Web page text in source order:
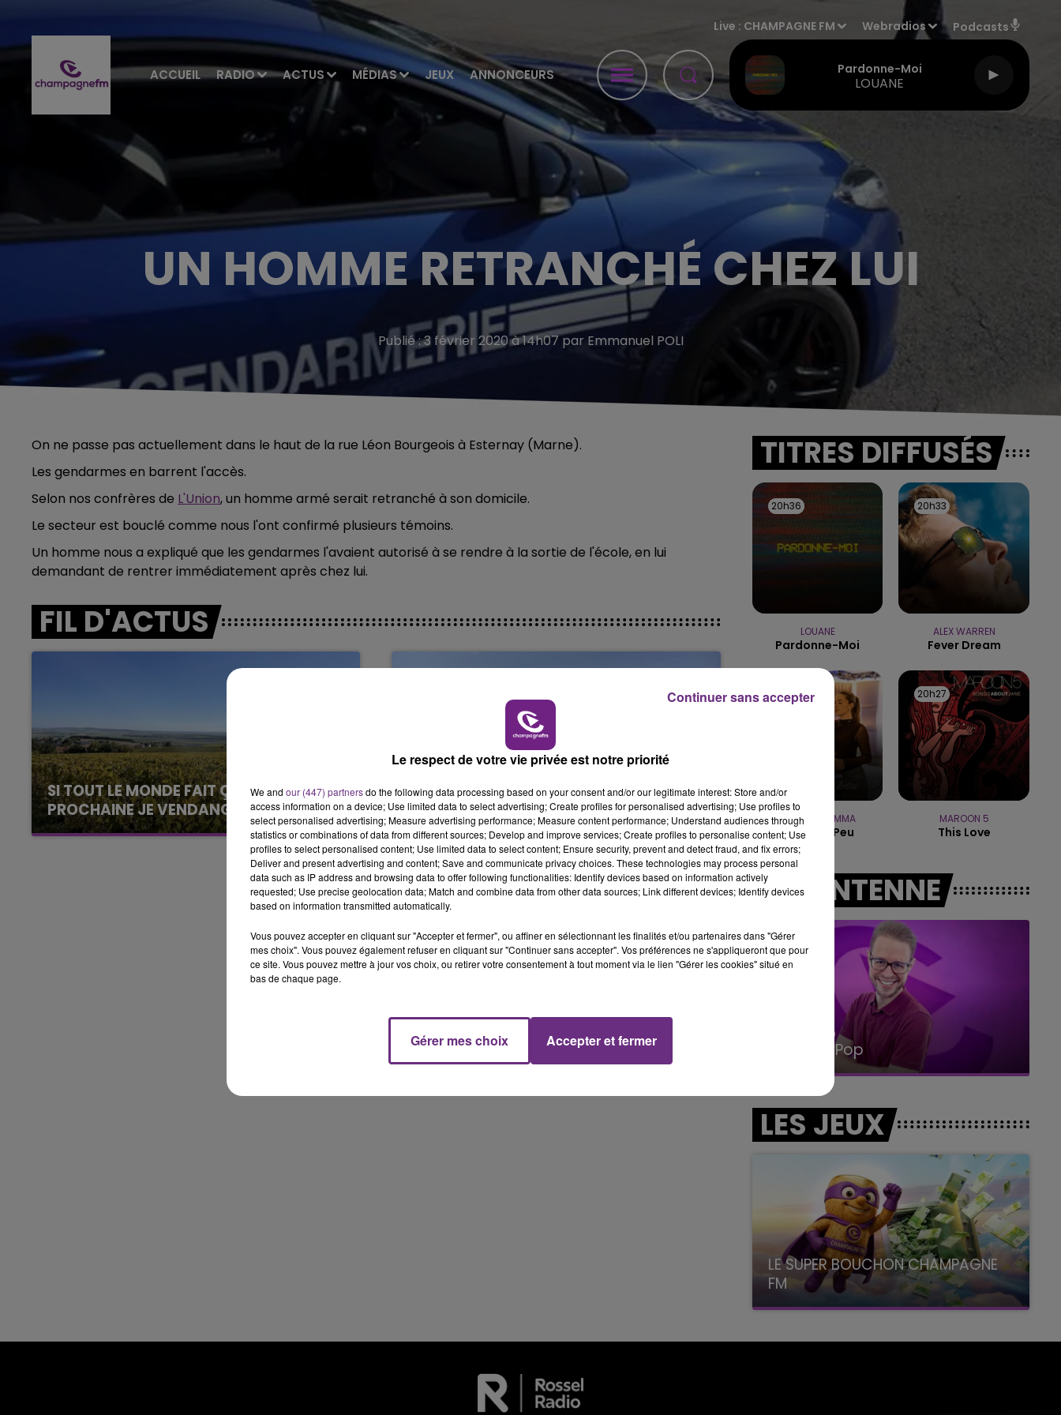
ACCUEIL RADIO ACTUS MÉDIAS JEUX ANNONCEURS
Live : CHAMPAGNE FM Webradios Podcasts
Pardonne-Moi
LOUANE
CHAMPAGNE FM
10h00 - 14h00
LE TICKET DE CAISSE
UN HOMME RETRANCHÉ CHEZ LUI
Publié : 3 février 2020 à 14h07 par Emmanuel POLI
On ne passe pas actuellement dans le haut de la rue Léon Bourgeois à Esternay (Marne).
Les gendarmes en barrent l'accès.
Selon nos confrères de L'Union, un homme armé serait retranché à son domicile.
Le secteur est bouclé comme nous l'ont confirmé plusieurs témoins.
Un homme nous a expliqué que les gendarmes l'avaient autorisé à se rendre à la sortie de l'école, en lui
demandant de rentrer immédiatement après chez lui.
FIL D'ACTUS
SI TOUT LE MONDE FAIT ÇA, MOI L'ANNÉE
PROCHAINE JE VENDANGE EN...
La vendange en Champagne a débuté ce jeudi
6 août dans la commune de Montgueux (Aube).
L'INSPECTION DU TRAVAIL RAPPELLE À
L'ORDRE SUR LES CONDITIONS DE...
Alors que les dates de début des vendange
2026 s'est avéré être plus précoce que prévu,
l'inspection du Travail en profite pour rappeler
les conditions de...
TITRES DIFFUSÉS
20h36
20h36
LOUANE
Pardonne-Moi
20h33
20h33
ALEX WARREN
Fever Dream
20h30
20h30
JUNGELI & EMMA
Juste Un Peu
20h27
20h27
MAROON 5
This Love
A L'ANTENNE
10h00 - 14h00
LE TICKET DE CAISSE
14h00 - 15h00
La Radio Pop
LES JEUX
LE SUPER BOUCHON CHAMPAGNE
FM
avec La Famille Champagne FM, à 8H10
Le respect de votre vie privée est notre priorité
We and our (447) partnersdo the following data processing based on your consent and/or our legitimate interest: Store and/or
access information on a device; Use limited data to select advertising; Create profiles for personalised advertising; Use profiles to
select personalised advertising; Measure advertising performance; Measure content performance; Understand audiences through
statistics or combinations of data from different sources; Develop and improve services; Create profiles to personalise content; Use
profiles to select personalised content; Use limited data to select content; Ensure security, prevent and detect fraud, and fix errors;
Deliver and present advertising and content; Save and communicate privacy choices. These technologies may process personal
data such as IP address and browsing data to offer following functionalities: Identify devices based on information actively
requested; Use precise geolocation data; Match and combine data from other data sources; Link different devices; Identify devices
based on information transmitted automatically.
Vous pouvez accepter en cliquant sur "Accepter et fermer", ou affiner en sélectionnant les finalités et/ou partenaires dans "Gérer
mes choix". Vous pouvez également refuser en cliquant sur "Continuer sans accepter". Vos préférences ne s'appliqueront que pour
ce site. Vous pouvez mettre à jour vos choix, ou retirer votre consentement à tout moment via le lien "Gérer les cookies" situé en
bas de chaque page.
Gérer mes choix Accepter et fermer
Continuer sans accepter